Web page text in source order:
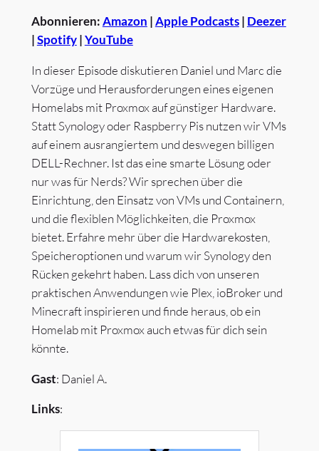
YouTube
LINK
EMBED
Abonnieren:Amazon |Apple Podcasts| Deezer
|Spotify|YouTube
In dieser Episode diskutieren Daniel und Marc die
Vorzüge und Herausforderungen eines eigenen
Homelabs mit Proxmox auf günstiger Hardware.
Statt Synology oder Raspberry Pis nutzen wir VMs
auf einem ausrangiertem und deswegen billigen
DELL-Rechner. Ist das eine smarte Lösung oder
nur was für Nerds? Wir sprechen über die
Einrichtung, den Einsatz von VMs und Containern,
und die flexiblen Möglichkeiten, die Proxmox
bietet. Erfahre mehr über die Hardwarekosten,
Speicheroptionen und warum wir Synology den
Rücken gekehrt haben. Lass dich von unseren
praktischen Anwendungen wie Plex, ioBroker und
Minecraft inspirieren und finde heraus, ob ein
Homelab mit Proxmox auch etwas für dich sein
könnte.
Gast: Daniel A.
Links: